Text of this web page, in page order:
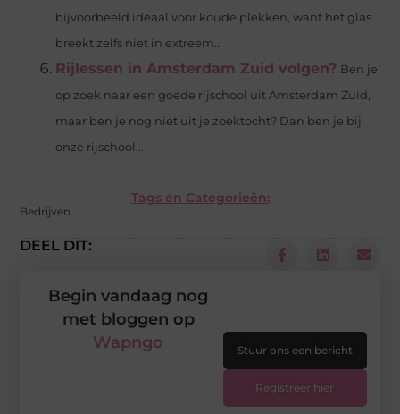
bijvoorbeeld ideaal voor koude plekken, want het glas
breekt zelfs niet in extreem...
Rijlessen in Amsterdam Zuid volgen? Ben je
op zoek naar een goede rijschool uit Amsterdam Zuid,
maar ben je nog niet uit je zoektocht? Dan ben je bij
onze rijschool...
Tags en Categorieën:
Bedrijven
DEEL DIT:
Begin vandaag nog
met bloggen op
Wapngo
Stuur ons een bericht
Registreer hier